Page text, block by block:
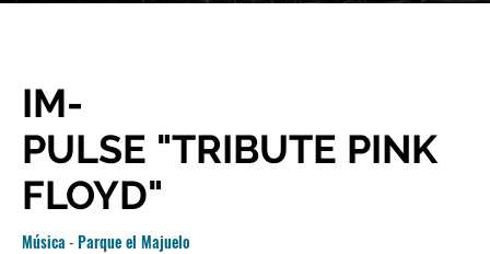
IM-
PULSE "TRIBUTE PINK
FLOYD"
Música-Parque el Majuelo